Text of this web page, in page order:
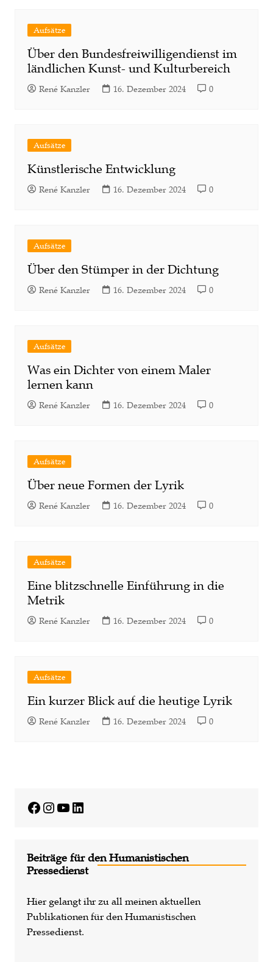
Aufsätze
Über den Bundesfreiwilligendienst im
ländlichen Kunst- und Kulturbereich
René Kanzler 16. Dezember 2024 0
Aufsätze
Künstlerische Entwicklung
René Kanzler 16. Dezember 2024 0
Aufsätze
Über den Stümper in der Dichtung
René Kanzler 16. Dezember 2024 0
Aufsätze
Was ein Dichter von einem Maler
lernen kann
René Kanzler 16. Dezember 2024 0
Aufsätze
Über neue Formen der Lyrik
René Kanzler 16. Dezember 2024 0
Aufsätze
Eine blitzschnelle Einführung in die
Metrik
René Kanzler 16. Dezember 2024 0
Aufsätze
Ein kurzer Blick auf die heutige Lyrik
René Kanzler 16. Dezember 2024 0
Facebook
Instagram
YouTube
LinkedIn
Beiträge für den Humanistischen
Pressedienst
Hier gelangt ihr zu all meinen aktuellen
Publikationen für den Humanistischen
Pressedienst.